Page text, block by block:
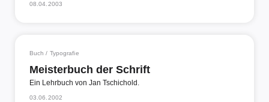
08.04.2003
Buch / Typografie
Meisterbuch der Schrift
Ein Lehrbuch von Jan Tschichold.
03.06.2002